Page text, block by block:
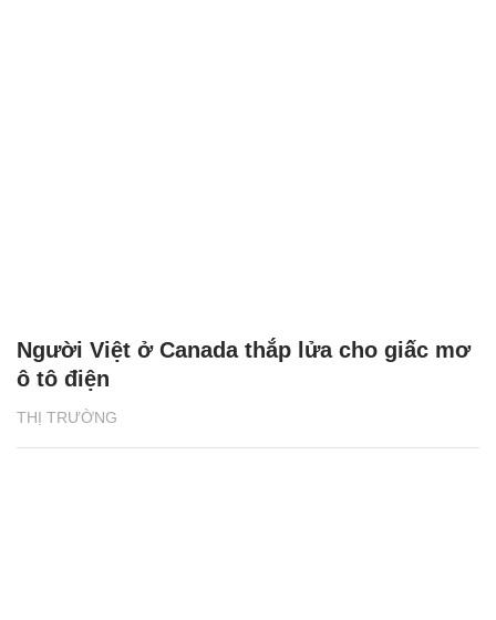
THỊ TRƯỜNG
Người Việt ở Canada thắp lửa cho giấc mơ
ô tô điện